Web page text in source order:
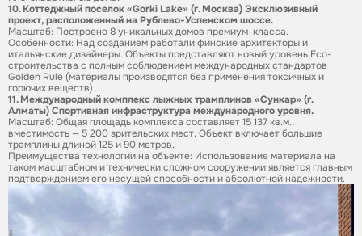
10. Коттеджный поселок «Gorki Lake» (г. Москва) Эксклюзивный
проект, расположенный на Рублево-Успенском шоссе.
Масштаб: Построено 8 уникальных домов премиум-класса.
Особенности: Над созданием работали финские архитекторы и
итальянские дизайнеры. Объекты представляют новый уровень Eco-
строительства с полным соблюдением международных стандартов
Golden Rule (материалы производятся без применения токсичных и
горючих веществ).
11. Международный комплекс лыжных трамплинов «Сункар» (г.
Алматы) Спортивная инфраструктура международного уровня.
Масштаб: Общая площадь комплекса составляет 15 137 кв.м.,
вместимость — 5 200 зрительских мест. Объект включает большие
трамплины длиной 125 и 90 метров.
Преимущества технологии на объекте: Использование материала на
таком масштабном и технически сложном сооружении является главным
подтверждением его несущей способности и абсолютной надежности.